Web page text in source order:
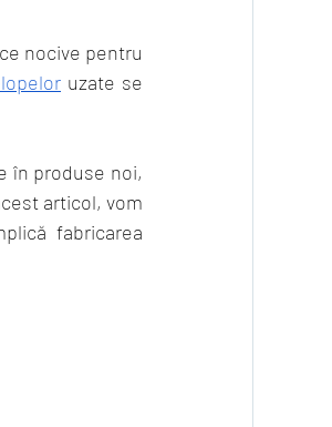
nocive pentru
uzate se
în produse noi,
articol, vom
fabricarea